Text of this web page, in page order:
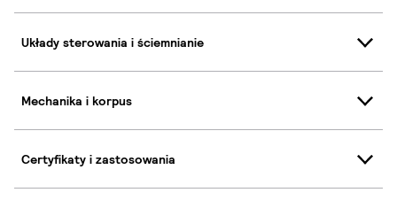
Układy sterowania i ściemnianie
Mechanika i korpus
Certyfikaty i zastosowania